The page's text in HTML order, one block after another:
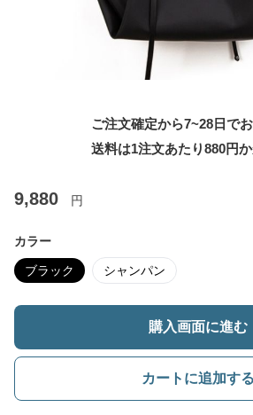
ご注文確定から7~28日で
送料は1注文あたり880円
9,880 円
カラー
ブラック シャンパン
購入画面に進む
カートに追加する